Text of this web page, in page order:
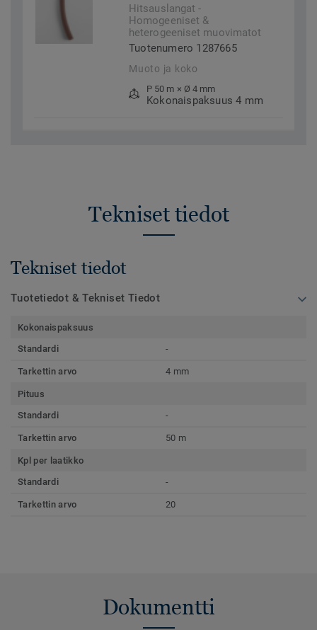
Hitsauslangat -
Homogeeniset &
heterogeeniset muovimatot
Tuotenumero 1287665
Muoto ja koko
P 50 m × Ø 4 mm
Kokonaispaksuus 4 mm
Tekniset tiedot
Tekniset tiedot
Tuotetiedot & Tekniset Tiedot
Kokonaispaksuus
Standardi
-
Tarkettin arvo 4 mm
Pituus
Standardi
-
Tarkettin arvo 50 m
Kpl per laatikko
Standardi
-
Tarkettin arvo 20
Dokumentti